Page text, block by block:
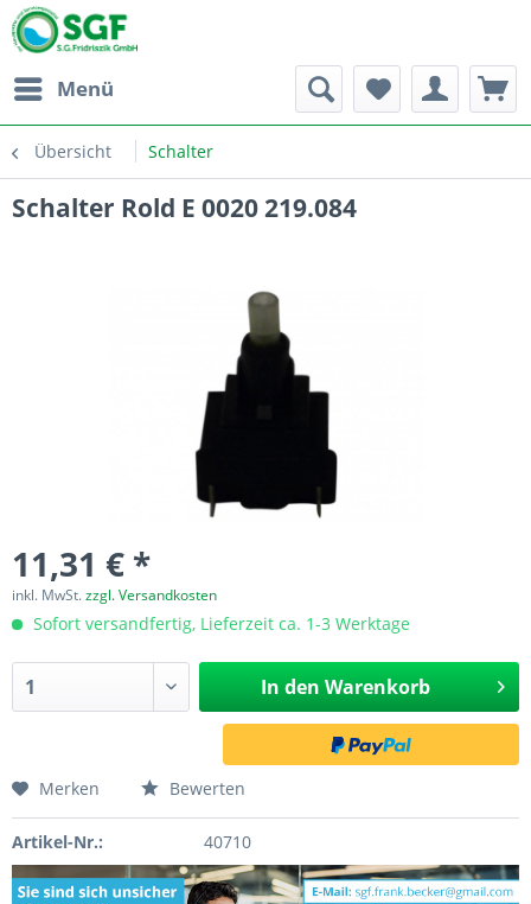
Menü
Übersicht Schalter
Schalter Rold E 0020 219.084
11,31 € *
inkl. MwSt.zzgl. Versandkosten
Sofort versandfertig, Lieferzeit ca. 1-3 Werktage
In den Warenkorb
Merken Bewerten
Artikel-Nr.: 40710